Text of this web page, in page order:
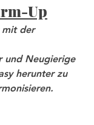
Up
mit der
und Neugierige
herunter zu